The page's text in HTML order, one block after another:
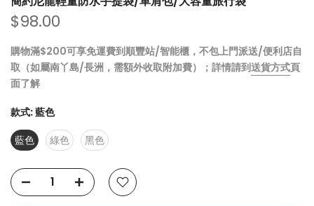
$98.00
購物滿$200可享免運費到順豐站/智能櫃，不包上門派送/便利店自
取（如屬南丫島/長洲，需額外收取附加費）；詳情請到送貨方式頁
面了解
款式:藍色
藍色
綠色 黑色